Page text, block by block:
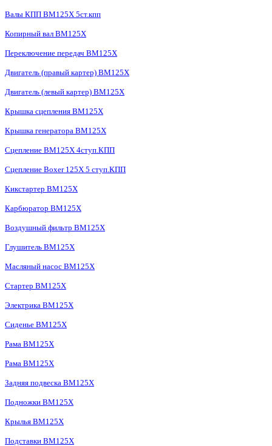
Валы КПП BM125X 5ст.кпп
Копирный вал BM125X
Переключение передач BM125X
Двигатель (правый картер) BM125X
Двигатель (левый картер) BM125X
Крышка сцепления BM125X
Крышка генератора BM125X
Сцепление BM125X 4ступ.КПП
Сцепление Boxer 125X 5 ступ.КПП
Кикстартер BM125X
Карбюратор BM125X
Воздушный фильтр BM125X
Глушитель BM125X
Масляный насос BM125X
Стартер BM125X
Электрика BM125X
Сиденье BM125X
Рама BM125X
Рама BM125X
Задняя подвеска BM125X
Подножки BM125X
Крылья BM125X
Подставки BM125X